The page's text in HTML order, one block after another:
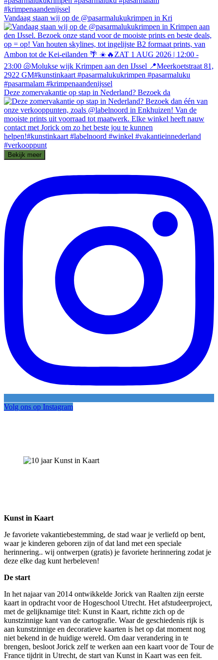
Vandaag staan wij op de @pasarmalukukrimpen in Kri
Deze zomervakantie op stap in Nederland? Bezoek da
Bekijk meer
Volg ons op Instagram
Kunst in Kaart
Je favoriete vakantiebestemming, de stad waar je verliefd op bent,
waar je kinderen geboren zijn of dat land met een speciale
herinnering.. wij ontwerpen (gratis) je favoriete herinnering zodat je
deze elke dag kunt herbeleven!
De start
In het najaar van 2014 ontwikkelde Jorick van Raalten zijn eerste
kaart in opdracht voor de Hogeschool Utrecht. Het afstudeerproject,
met de gelijknamige titel: Kunst in Kaart, richtte zich op de
kunstzinnige kant van de cartografie. Waar de geschiedenis rijk is
aan kunstzinnige en decoratieve kaarten is het op dat moment nog
niet bekend in de huidige wereld. Om daar verandering in te
brengen, besloot Jorick zelf te werken aan een kaart voor de Tour de
France tijdrit in Utrecht, de start van Kunst in Kaart was een feit.